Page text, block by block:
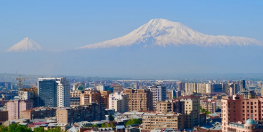
複雑な雇用関連業務を外部委託
Remote統合
人事機能をワークフローにシームレスに統合する
プラットフォーム
成長中の企業向けのアジャイルなグローバルHR・給与処理ソ
ミッドマーケット
カスタマイズされた人事ソリューションでチームを拡大する
企業
リサーチおよびガイド
活用事例
HR用語集
Español
Italiano